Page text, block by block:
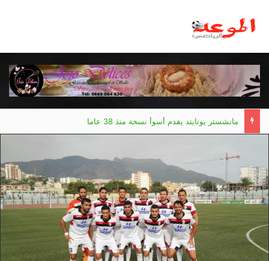
مانشستر يونايتد يقدم أسوأ نسخة منذ 38 عاما